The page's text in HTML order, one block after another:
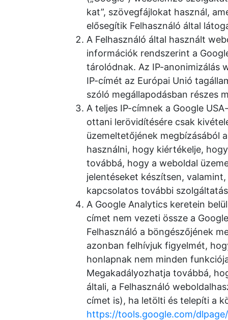
kat”, szövegfájlokat használ,
elősegítik Felhasználó által
A Felhasználó által használt
információk rendszerint a
tárolódnak. Az IP-anonimizálás
IP-címét az Európai Unió
szóló megállapodásban részes
A teljes IP-címnek a Google
ottani lerövidítésére csak
üzemeltetőjének megbízásából
használni, hogy kiértékelje,
továbbá, hogy a weboldal
jelentéseket készítsen,
kapcsolatos további
A Google Analytics keretein
címet nem vezeti össze a
Felhasználó a böngészőjének
azonban felhívjuk figyelmét,
honlapnak nem minden
Megakadályozhatja továbbá,
általi, a Felhasználó
címet is), ha letölti és telepíti a
https://tools.google.com/